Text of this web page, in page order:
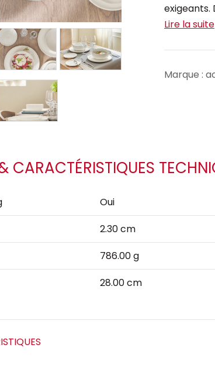
exigeants.
Lire la suite
Marque :
CARACTÉRISTIQUES
Oui
2.30 cm
786.00 g
28.00 cm